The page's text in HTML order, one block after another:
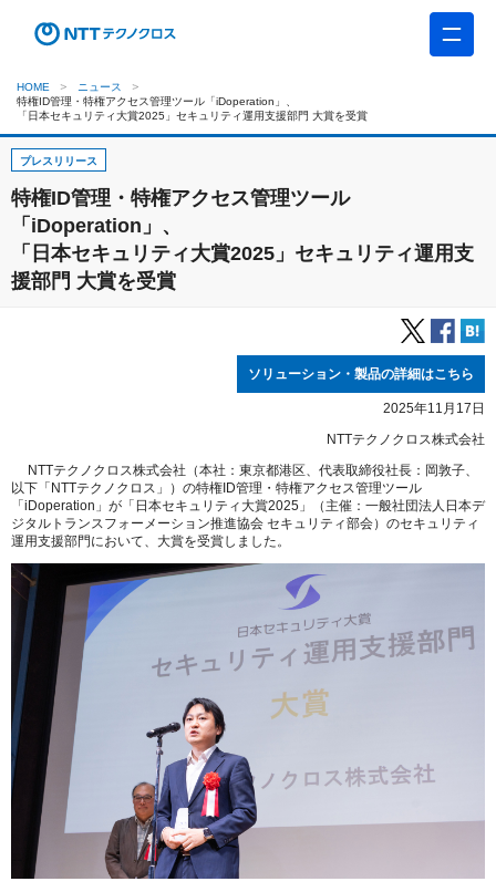
HOME
ニュース
特権ID管理・特権アクセス管理ツール「iDoperation」、
「日本セキュリティ大賞2025」セキュリティ運用支援部門 大賞を受賞
プレスリリース
特権ID管理・特権アクセス管理ツール
「iDoperation」、
「日本セキュリティ大賞2025」セキュリティ運用支
援部門 大賞を受賞
ソリューション・製品の詳細はこちら
2025年11月17日
NTTテクノクロス株式会社
NTTテクノクロス株式会社（本社：東京都港区、代表取締役社長：岡敦子、
以下「NTTテクノクロス」）の特権ID管理・特権アクセス管理ツール
「iDoperation」が「日本セキュリティ大賞2025」（主催：一般社団法人日本デ
ジタルトランスフォーメーション推進協会 セキュリティ部会）のセキュリティ
運用支援部門において、大賞を受賞しました。